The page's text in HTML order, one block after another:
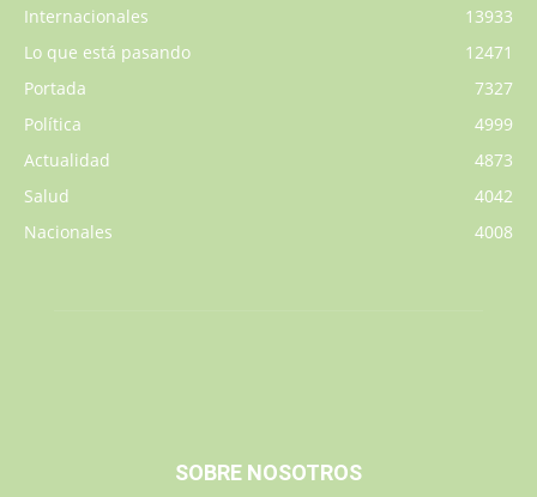
Internacionales
13933
Lo que está pasando
12471
Portada
7327
Política
4999
Actualidad
4873
Salud
4042
Nacionales
4008
SOBRE NOSOTROS